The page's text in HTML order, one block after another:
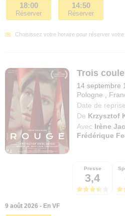
18:00
Réserver
14:50
Réserver
Choisissez votre horaire pour réserver votre
Trois
14 septembre
Pologne
Date de reprise
De Krzysztof
Avec Irène
Frédérique
Presse
3,4
9 août 2026 - En VF